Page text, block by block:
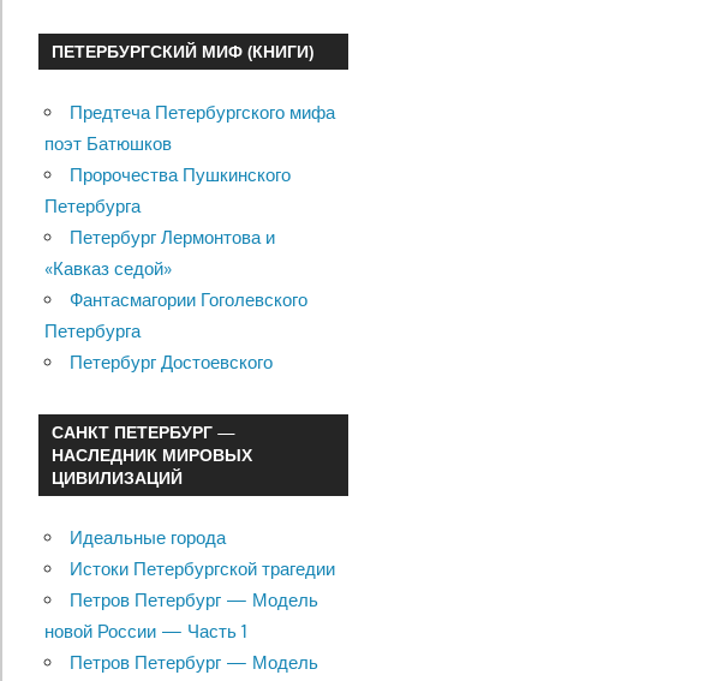
ПЕТЕРБУРГСКИЙ МИФ (КНИГИ)
Предтеча Петербургского мифа
поэт Батюшков
Пророчества Пушкинского
Петербурга
Петербург Лермонтова и
«Кавказ седой»
Фантасмагории Гоголевского
Петербурга
Петербург Достоевского
САНКТ ПЕТЕРБУРГ —
НАСЛЕДНИК МИРОВЫХ
ЦИВИЛИЗАЦИЙ
Идеальные города
Истоки Петербургской трагедии
Петров Петербург — Модель
новой России — Часть 1
Петров Петербург — Модель